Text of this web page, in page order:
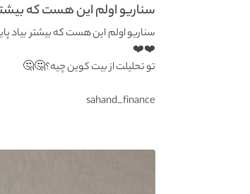
سناریو اولم این هست که
سناریو اولم این هست که بیشتر بیاد
❤️❤️
تو تحلیلت از بیت کوین چیه؟🤔🤔
sahand_finance